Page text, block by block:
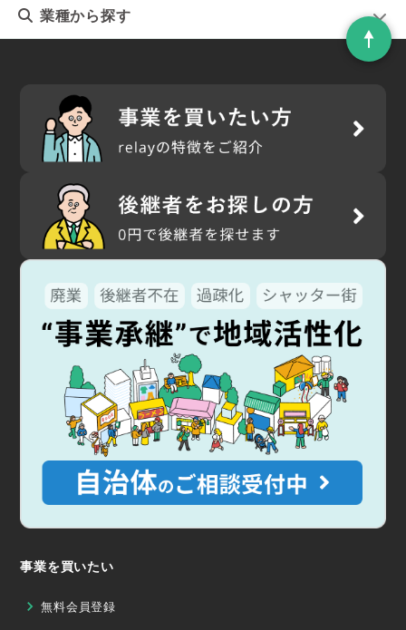
業種から探す
事業を買いたい
無料会員登録